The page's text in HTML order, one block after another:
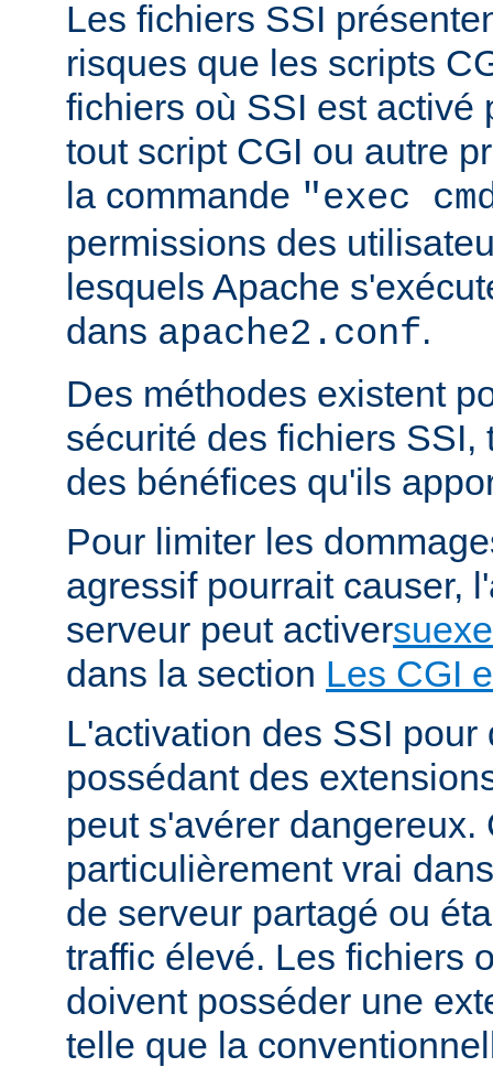
Les fichiers SSI
risques que les scripts
fichiers où SSI est activé
tout script CGI ou autre
la commande "exec
permissions des
lesquels Apache
dans apache2.conf.
Des méthodes existent
sécurité des fichiers SSI,
des bénéfices qu'ils
Pour limiter les
agressif pourrait causer,
serveur peut activer
dans la section Les CGI
L'activation des SSI pour
possédant des
peut s'avérer dangereux.
particulièrement vrai
de serveur partagé ou
traffic élevé. Les fichiers
doivent posséder une
telle que la